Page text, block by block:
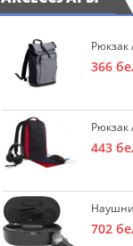
Рюкзак
366
Рюкзак
443
702